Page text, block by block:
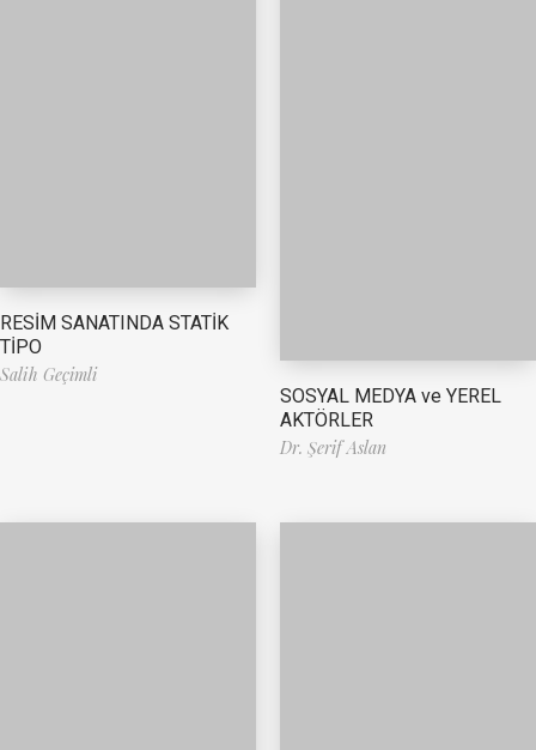
RESİM SANATINDA STATİK
TİPO
Salih Geçimli
SOSYAL MEDYA ve YEREL
AKTÖRLER
Dr. Şerif Aslan